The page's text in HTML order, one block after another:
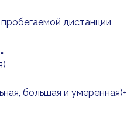
дистанции
большая и умеренная)+